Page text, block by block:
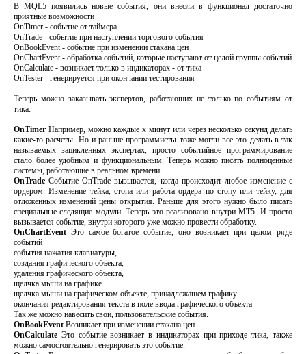
В MQL5 появились новые события, они внесли в функционал достаточно
приятные возможности
OnTimer - событие от таймера
OnTrade - событие при наступлении торгового события
OnBookEvent - событие при изменении стакана цен
OnChartEvent - обработка событий, которые наступают от целой группы событий
OnCalculate - возникает только в индикаторах - от тика
OnTester - генерируется при окончании тестирования
Теперь можно заказывать экспертов, работающих не только по событиям от
тика:
OnTimer Например, можно каждые x минут или через несколько секунд делать
какие-то расчеты. Но и раньше программисты тоже могли все это делать в так
называемых зацикленных экспертах, просто событийное программирование
стало более удобным и функциональным. Теперь можно писать полноценные
системы, работающие в реальном времени.
OnTrade Событие OnTrade вызывается, когда происходит любое изменение с
ордером. Изменение тейка, стопа или работа ордера по стопу или тейку, для
отложенных изменений цены открытия. Раньше для этого нужно было писать
специальные следящие модули. Теперь это реализовано внутри MT5. И просто
вызывается событие, внутри которого уже можно провести обработку.
OnChartEvent Это самое богатое событие, оно возникает при целом ряде
событий
события нажатия клавиатуры,
создания графического объекта,
удаления графического объекта,
щелчка мыши на графике
щелчка мыши на графическом объекте, принадлежащем графику
окончания редактирования текста в поле ввода графического объекта
Так же можно навесить свои, пользовательские события.
OnBookEvent Возникает при изменении стакана цен.
OnCalculate Это событие возникает в индикаторах при приходе тика, также
можно самостоятельно генерировать это событие.